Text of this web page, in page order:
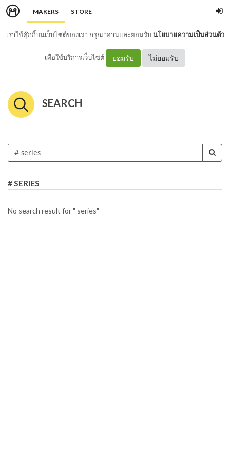
MAKERS STORE
เราใช้คุ๊กกี้บนเว็บไซต์ของเรา กรุณาอ่านและยอมรับนโยบายความเป็นส่วนตัว
เพื่อใช้บริการเว็บไซต์ ยอมรับ ไม่ยอมรับ
SEARCH
# SERIES
No search result for " series"